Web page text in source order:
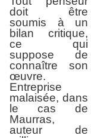
doit être
soumis à un
bilan critique,
ce qui
suppose de
connaître son
œuvre.
Entreprise
malaisée, dans
le cas de
Maurras,
auteur de